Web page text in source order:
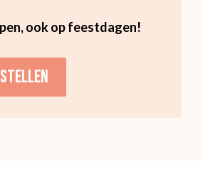
ook op feestdagen!